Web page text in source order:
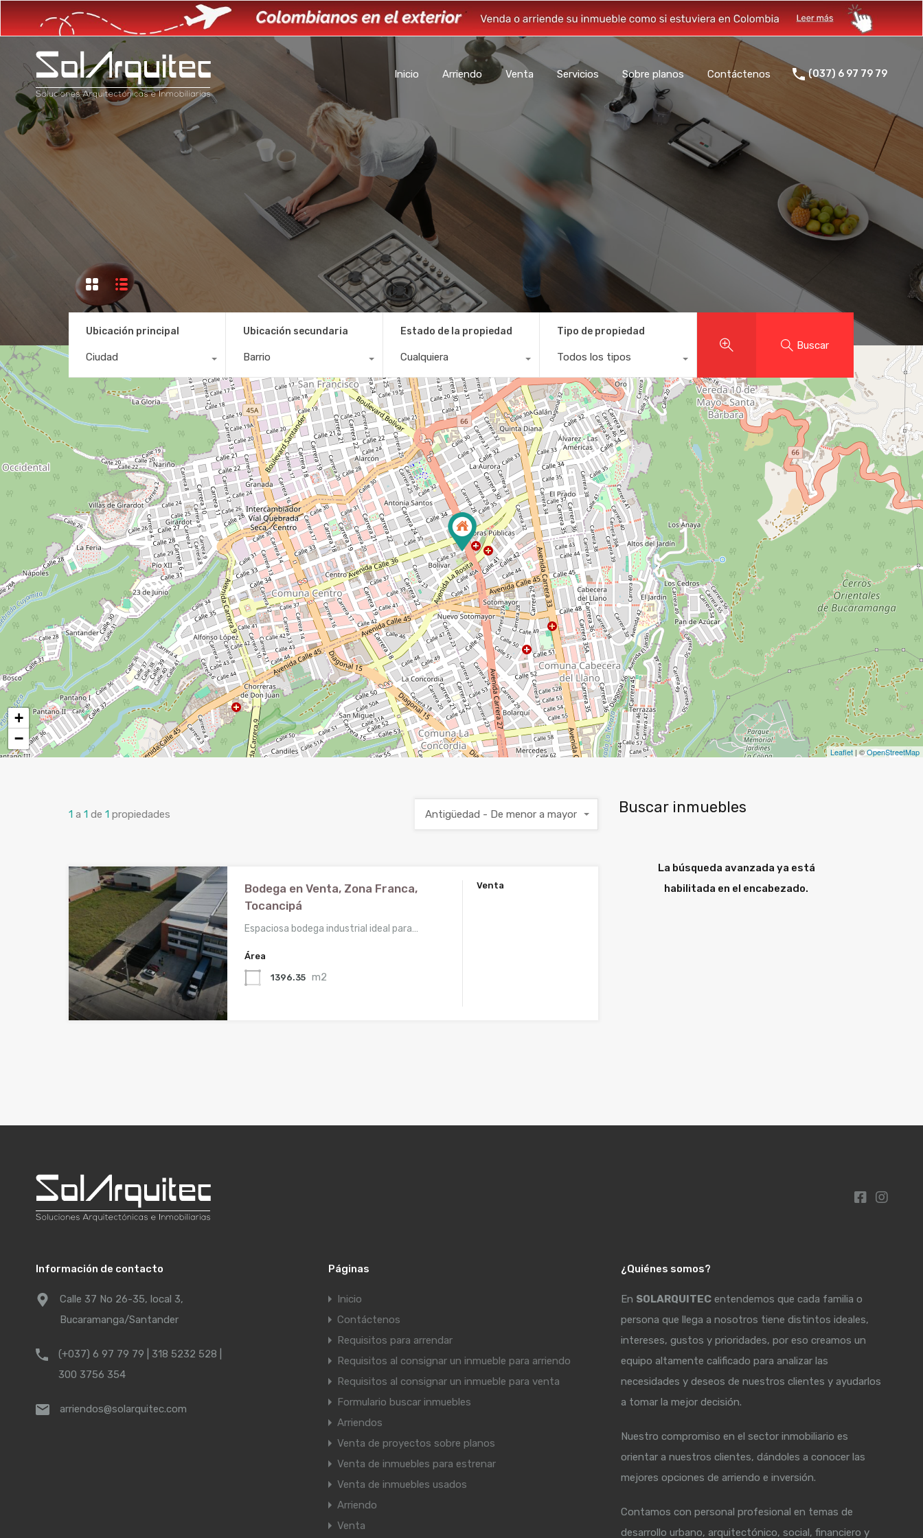
Inicio Arriendo Venta Servicios Sobre planos Contáctenos (037) 6 97 79 79
Ubicación principal
Ciudad
Ubicación secundaria
Barrio
Estado de la propiedad
Cualquiera
Tipo de propiedad
Todos los tipos
Buscar
+
−
Leaflet | ©OpenStreetMap
1 a 1 de 1 propiedades Antigüedad - De menor a mayor
Bodega en Venta, Zona Franca,
Tocancipá
Espaciosa bodega industrial ideal para…
Área
1396.35 m2
Venta
Buscar inmuebles
La búsqueda avanzada ya está
habilitada en el encabezado.
Información de contacto
Calle 37 No 26-35, local 3,
Bucaramanga/Santander
(+037) 6 97 79 79 | 318 5232 528 |
300 3756 354
arriendos@solarquitec.com
Páginas
Inicio
Contáctenos
Requisitos para arrendar
Requisitos al consignar un inmueble para arriendo
Requisitos al consignar un inmueble para venta
Formulario buscar inmuebles
Arriendos
Venta de proyectos sobre planos
Venta de inmuebles para estrenar
Venta de inmuebles usados
Arriendo
Venta
¿Quiénes somos?
En SOLARQUITEC entendemos que cada familia o
persona que llega a nosotros tiene distintos ideales,
intereses, gustos y prioridades, por eso creamos un
equipo altamente calificado para analizar las
necesidades y deseos de nuestros clientes y ayudarlos
a tomar la mejor decisión.
Nuestro compromiso en el sector inmobiliario es
orientar a nuestros clientes, dándoles a conocer las
mejores opciones de arriendo e inversión.
Contamos con personal profesional en temas de
desarrollo urbano, arquitectónico, social, financiero y